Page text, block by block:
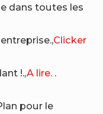
dans toutes les
Clicker
!.,A lire. .
pour le